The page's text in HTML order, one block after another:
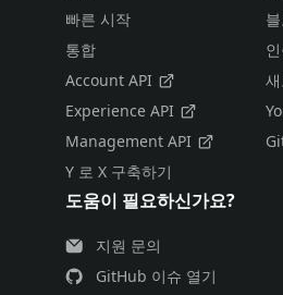
빠른 시작
통합
Account API
Experience API
Management API
Y 로 X 구축하기
도움이 필요하신가요?
지원 문의
GitHub 이슈 열기